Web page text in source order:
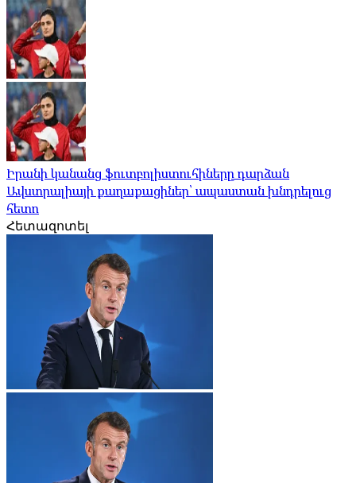
Իրանի կանանց ֆուտբոլիստուհիները դարձան
Ավստրալիայի քաղաքացիներ՝ ապաստան խնդրելուց
հետո
Հետազոտել